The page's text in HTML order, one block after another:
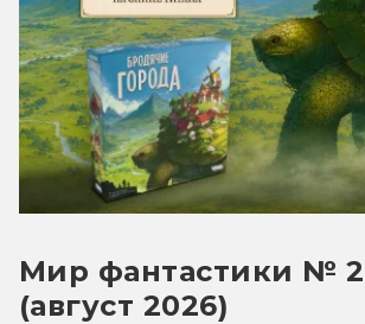
Мир фантастики №
(август 2026)